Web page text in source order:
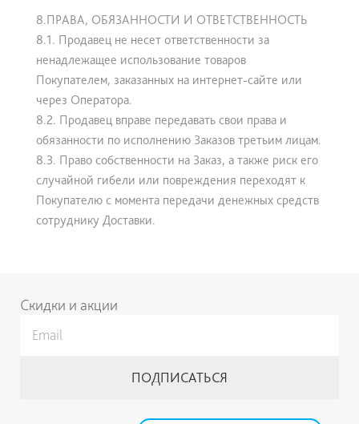
8.ПРАВА, ОБЯЗАННОСТИ И ОТВЕТСТВЕННОСТЬ
8.1. Продавец не несет ответственности за
ненадлежащее использование товаров
Покупателем, заказанных на интернет-сайте или
через Оператора.
8.2. Продавец вправе передавать свои права и
обязанности по исполнению Заказов третьим лицам.
8.3. Право собственности на Заказ, а также риск его
случайной гибели или повреждения переходят к
Покупателю с момента передачи денежных средств
сотруднику Доставки.
Скидки и акции